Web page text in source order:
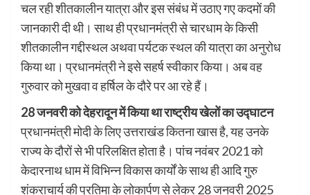
चल रही शीतकालीन यात्रा और इस संबंध में उठाए गए कदमों की
जानकारी दी थी। साथ ही प्रधानमंत्री से चारधाम के किसी
शीतकालीन गद्दीस्थल अथवा पर्यटक स्थल की यात्रा का अनुरोध
किया था। प्रधानमंत्री ने इसे सहर्ष स्वीकार किया। अब वह
गुरुवार को मुखवा व हर्षिल के दौरे पर आ रहे हैं।
28 जनवरी को देहरादून में किया था राष्ट्रीय खेलों का उद्घाटन
प्रधानमंत्री मोदी के लिए उत्तराखंड कितना खास है, यह उनके
राज्य के दौरों से भी परिलक्षित होता है। पांच नवंबर 2021 को
केदारनाथ धाम में विभिन्न विकास कार्यों के साथ ही आदि गुरु
शंकराचार्य की प्रतिमा के लोकार्पण से लेकर 28 जनवरी 2025